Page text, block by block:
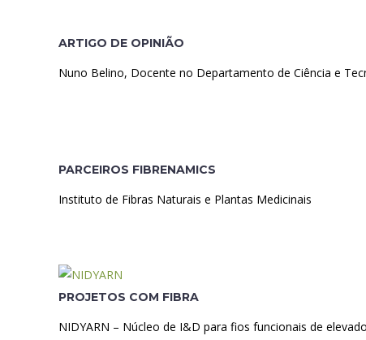
ARTIGO DE OPINIÃO
Nuno Belino, Docente no Departamento de Ciência e
PARCEIROS FIBRENAMICS
Instituto de Fibras Naturais e Plantas Medicinais
PROJETOS COM FIBRA
NIDYARN – Núcleo de I&D para fios funcionais de